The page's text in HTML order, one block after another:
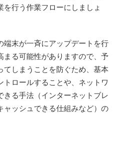
行う作業フローにしましょ
端末が一斉にアップデートを行
まる可能性がありますので、予
しまうことを防ぐため、基本
ロールすることや、ネットワ
る手法（インターネットブレ
ャッシュできる仕組みなど）の